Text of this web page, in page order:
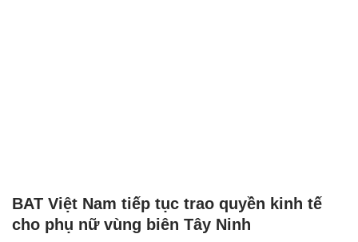
BAT Việt Nam tiếp tục trao quyền kinh tế
cho phụ nữ vùng biên Tây Ninh